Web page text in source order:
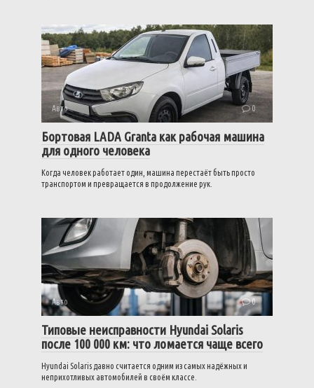
Авто 0
Бортовая LADA Granta как рабочая машина
для одного человека
Когда человек работает один, машина перестаёт быть просто
транспортом и превращается в продолжение рук.
Авто 0
Типовые неисправности Hyundai Solaris
после 100 000 км: что ломается чаще всего
Hyundai Solaris давно считается одним из самых надёжных и
неприхотливых автомобилей в своём классе.